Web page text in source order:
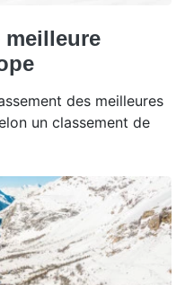
meilleure
des meilleures
un classement de